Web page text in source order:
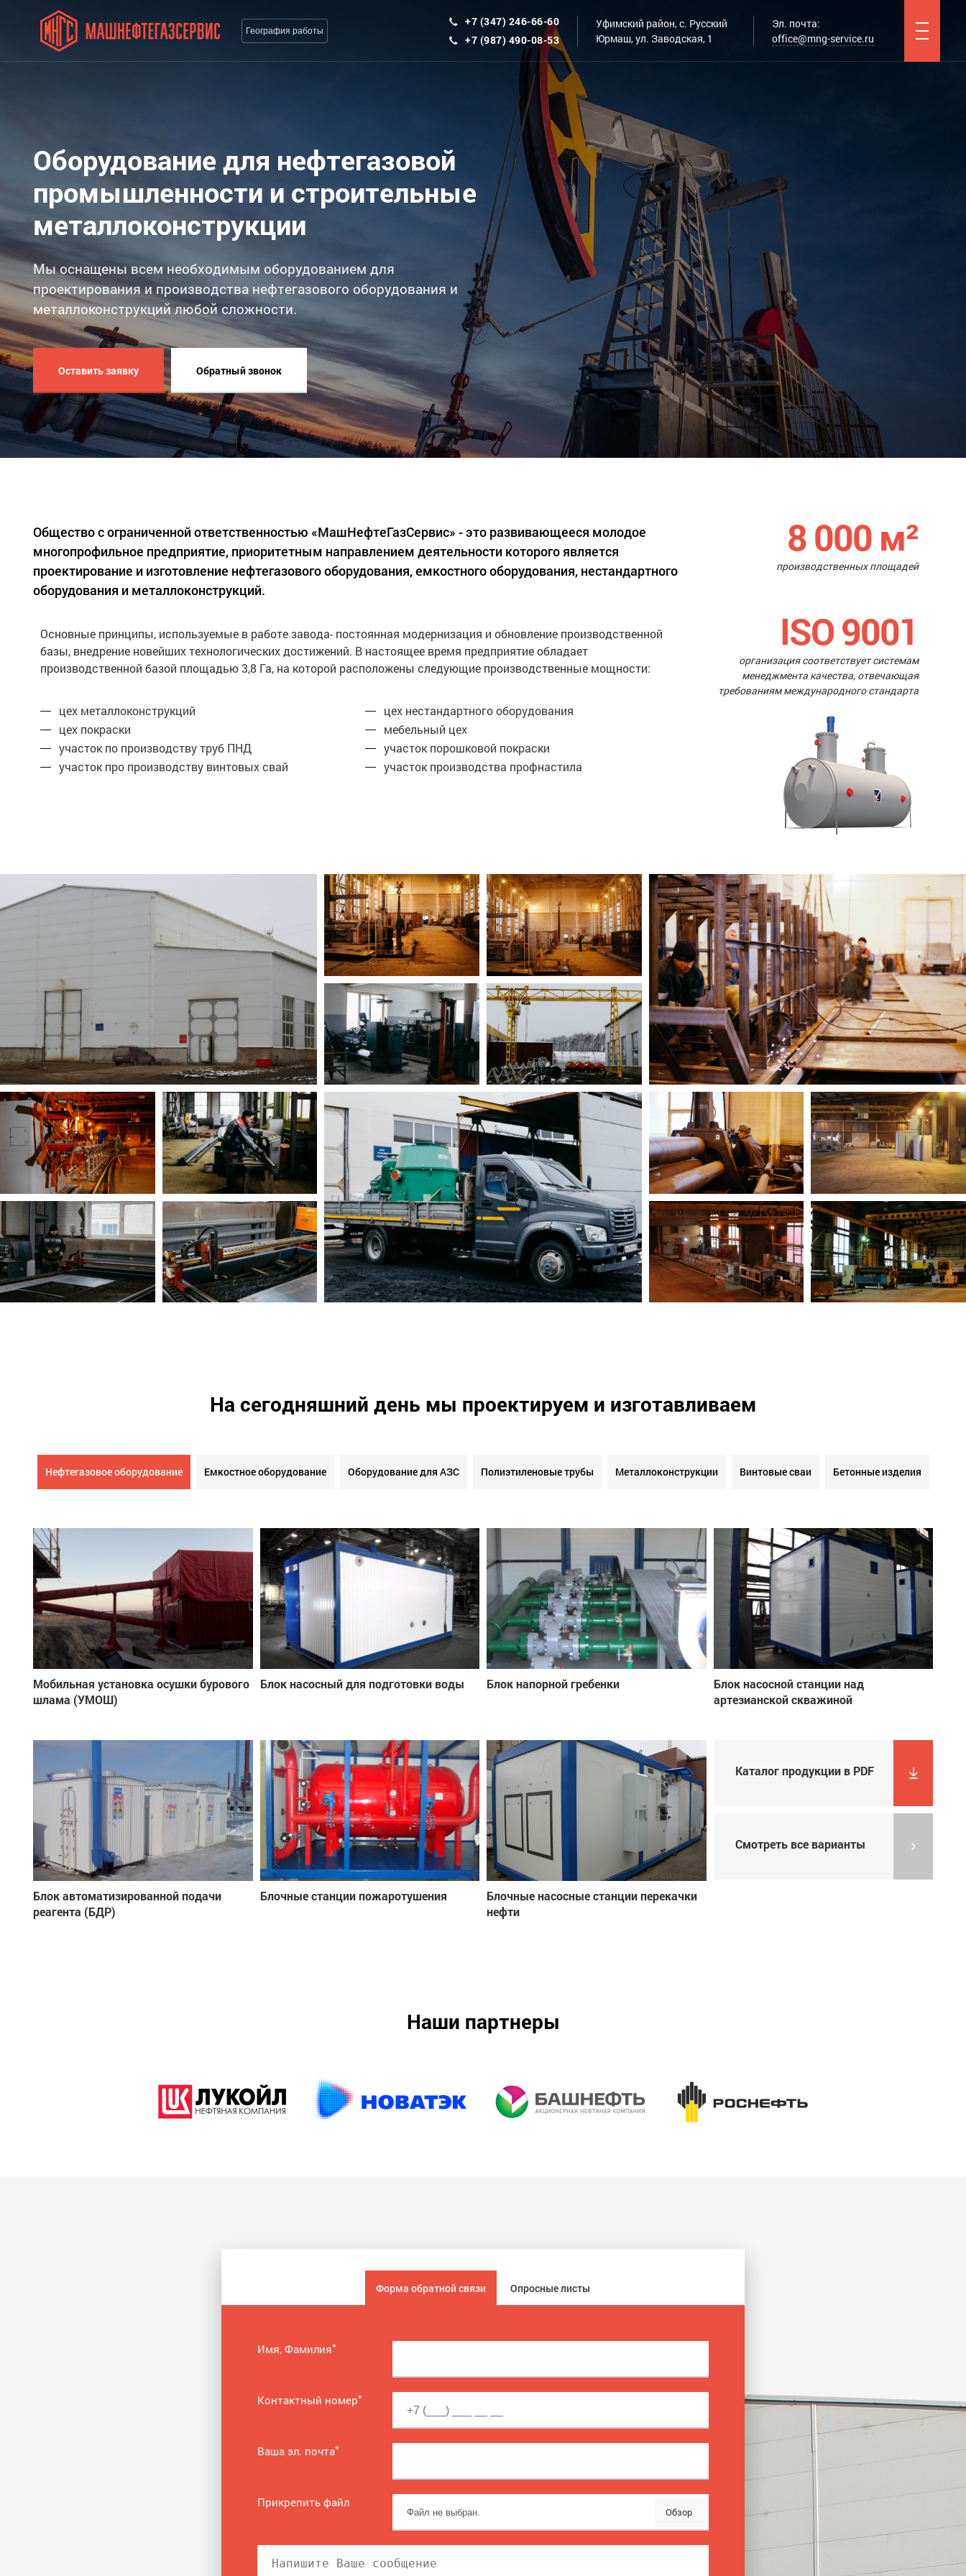
География работы
+7 (347) 246-66-60
+7 (987) 490-08-53
Уфимский район, с. Русский
Юрмаш, ул. Заводская, 1
Эл. почта:
office@mng-service.ru
Оборудование для нефтегазовой
промышленности и строительные
металлоконструкции
Мы оснащены всем необходимым оборудованием для
проектирования и производства нефтегазового оборудования и
металлоконструкций любой сложности.
Оставить заявку Обратный звонок
Общество с ограниченной ответственностью «МашНефтеГазСервис» - это развивающееся молодое
многопрофильное предприятие, приоритетным направлением деятельности которого является
проектирование и изготовление нефтегазового оборудования, емкостного оборудования, нестандартного
оборудования и металлоконструкций.
Основные принципы, используемые в работе завода- постоянная модернизация и обновление производственной
базы, внедрение новейших технологических достижений. В настоящее время предприятие обладает
производственной базой площадью 3,8 Га, на которой расположены следующие производственные мощности:
цех металлоконструкций
цех нестандартного оборудования
цех покраски
мебельный цех
участок по производству труб ПНД
участок порошковой покраски
участок про производству винтовых свай
участок производства профнастила
8 000м²
производственных площадей
ISO 9001
организация соответствует системам
менеджмента качества, отвечающая
требованиям международного стандарта
На сегодняшний день мы проектируем и изготавливаем
Нефтегазовое оборудование Емкостное оборудование Оборудование для АЗС Полиэтиленовые трубы Металлоконструкции Винтовые сваи Бетонные изделия
Мобильная установка осушки бурового
шлама (УМОШ)
Блок насосный для подготовки воды Блок напорной гребенки
Блок насосной станции над
артезианской скважиной
Блок автоматизированной подачи
реагента (БДР)
Блочные станции пожаротушения
Блочные насосные станции перекачки
нефти
Каталог продукции в PDF
Смотреть все варианты
Наши партнеры
Форма обратной связи Опросные листы
Имя, Фамилия*
Контактный номер*
Ваша эл. почта*
Прикрепить файл
Обзор